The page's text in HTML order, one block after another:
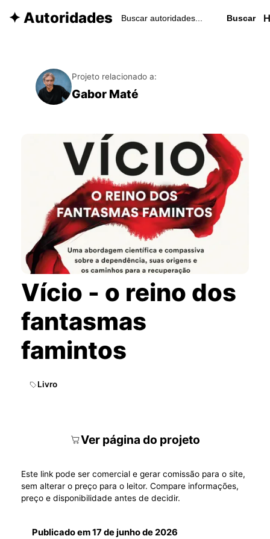
✦ Autoridades Buscar
Projeto relacionado a:
Gabor Maté
Vício - o reino dos
fantasmas
famintos
Livro
Ver página do projeto
Este link pode ser comercial e gerar comissão para o site,
sem alterar o preço para o leitor. Compare informações,
preço e disponibilidade antes de decidir.
Publicado em17 de junho de 2026